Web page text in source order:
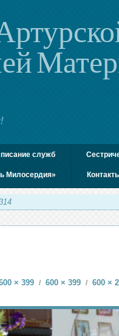
служб
Милосердия»
× 399 / 600 × 399 / 600 ×